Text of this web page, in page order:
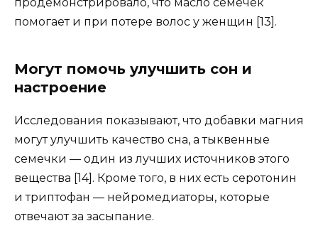
продемонстрировало, что масло семечек
помогает и при потере волос у женщин [13].
Могут помочь улучшить сон и
настроение
Исследования показывают, что добавки магния
могут улучшить качество сна, а тыквенные
семечки — один из лучших источников этого
вещества [14]. Кроме того, в них есть серотонин
и триптофан — нейромедиаторы, которые
отвечают за засыпание.